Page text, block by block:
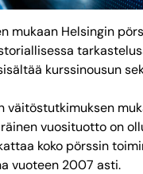
mukaan Helsingin
kurssinousun
väitöstutkimuksen
vuosituotto on
koko pörssin
vuoteen 2007 asti.